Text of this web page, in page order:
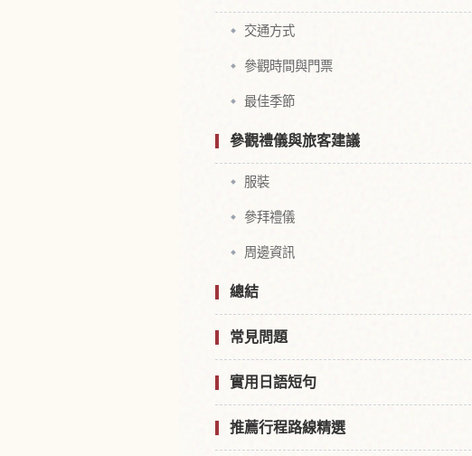
交通方式
參觀時間與門票
最佳季節
參觀禮儀與旅客建議
服裝
參拜禮儀
周邊資訊
總結
常見問題
實用日語短句
推薦行程路線精選